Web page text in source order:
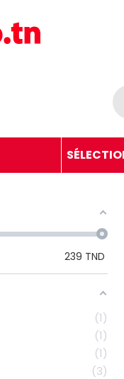
239 TND
1
1
1
3